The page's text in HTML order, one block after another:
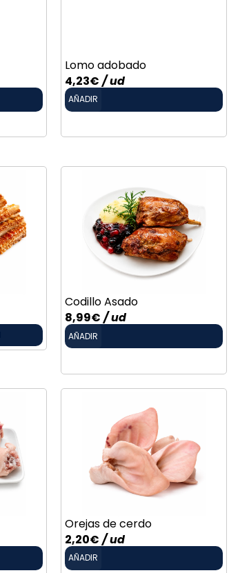
Lomo adobado
4,23€/ ud
AÑADIR
Codillo Asado
8,99€/ ud
AÑADIR
Orejas de cerdo
2,20€/ ud
AÑADIR